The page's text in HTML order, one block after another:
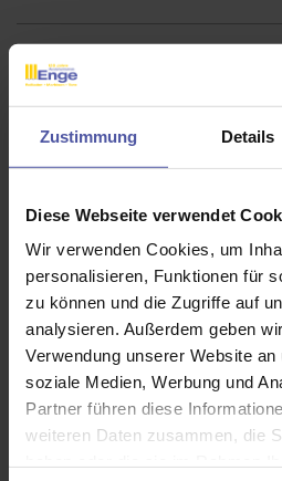
Zustimmung Details
Diese Webseite verwendet
Wir verwenden Cookies, um
personalisieren, Funktionen für
zu können und die Zugriffe auf
analysieren. Außerdem geben
Verwendung unserer Website
soziale Medien, Werbung und
Partner führen diese
weiteren Daten zusammen, die
Abdunkelungslamellen
Perfekter Lamellenschluss dank
Lamellengeometrie – wenn es